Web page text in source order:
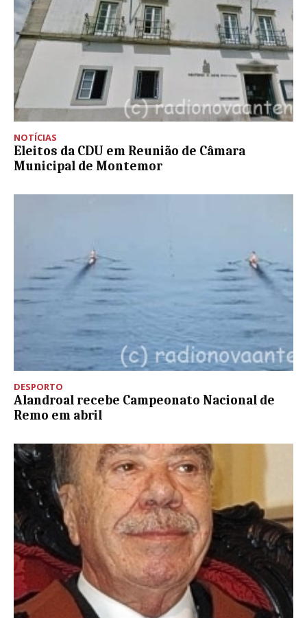
NOTÍCIAS
Eleitos da CDU em Reunião de Câmara
Municipal de Montemor
DESPORTO
Alandroal recebe Campeonato Nacional de
Remo em abril